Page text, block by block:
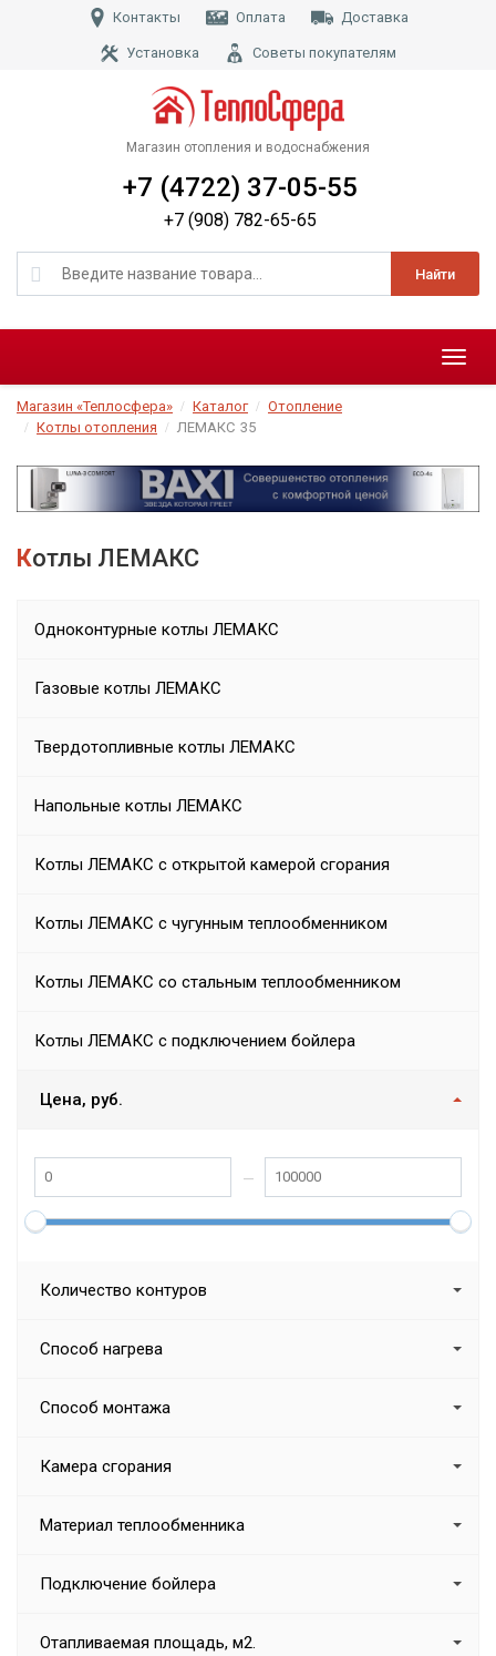
Контакты Оплата Доставка
Установка Советы покупателям
Магазин отопления и водоснабжения
Найти
+7 (4722) 37-05-55
+7 (908) 782-65-65
Меню
Магазин «Теплосфера» Каталог
Отопление
Котлы отопления
ЛЕМАКС 35
Котлы ЛЕМАКС
Одноконтурные котлы ЛЕМАКС
Газовые котлы ЛЕМАКС
Твердотопливные котлы ЛЕМАКС
Напольные котлы ЛЕМАКС
Котлы ЛЕМАКС с открытой камерой сгорания
Котлы ЛЕМАКС с чугунным теплообменником
Котлы ЛЕМАКС со стальным теплообменником
Котлы ЛЕМАКС с подключением бойлера
Цена, руб.
Количество контуров
Способ нагрева
Способ монтажа
Камера сгорания
Материал теплообменника
Подключение бойлера
Отапливаемая площадь, м2.